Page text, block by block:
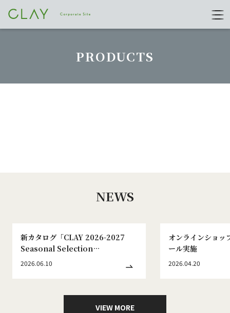
PRODUCTS
NEWS
新カタログ「CLAY 2026-2027
Seasonal Selection
WINTER&SPRING No.186」発刊
2026.06.10
オンラインショッ
ール実施
2026.04.20
VIEW MORE